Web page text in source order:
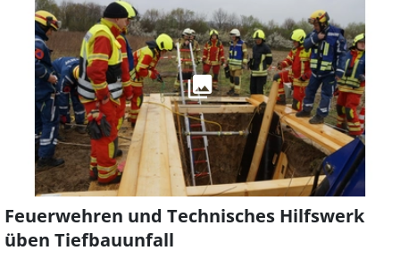
Feuerwehren und Technisches Hilfswerk
üben Tiefbauunfall